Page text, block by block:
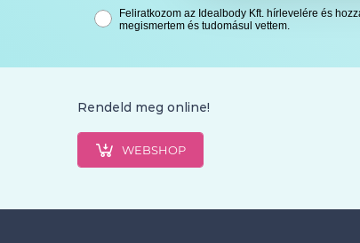
Feliratkozom az Idealbody Kft. hírlevelére és
megismertem és tudomásul vettem.
Rendeld meg online!
WEBSHOP